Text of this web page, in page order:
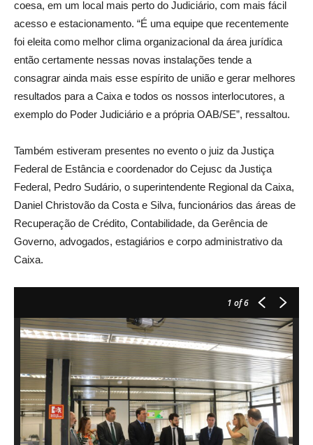
coesa, em um local mais perto do Judiciário, com mais fácil
acesso e estacionamento. “É uma equipe que recentemente
foi eleita como melhor clima organizacional da área jurídica
então certamente nessas novas instalações tende a
consagrar ainda mais esse espírito de união e gerar melhores
resultados para a Caixa e todos os nossos interlocutores, a
exemplo do Poder Judiciário e a própria OAB/SE”, ressaltou.
Também estiveram presentes no evento o juiz da Justiça
Federal de Estância e coordenador do Cejusc da Justiça
Federal, Pedro Sudário, o superintendente Regional da Caixa,
Daniel Christovão da Costa e Silva, funcionários das áreas de
Recuperação de Crédito, Contabilidade, da Gerência de
Governo, advogados, estagiários e corpo administrativo da
Caixa.
1 of 6